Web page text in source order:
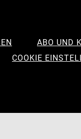
ABO UND
COOKIE